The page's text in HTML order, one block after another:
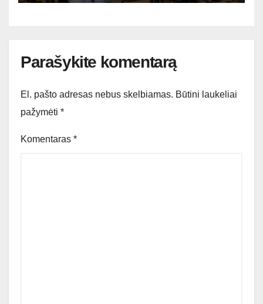
Parašykite komentarą
El. pašto adresas nebus skelbiamas. Būtini laukeliai
pažymėti *
Komentaras *